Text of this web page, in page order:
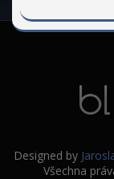
Designed by
Všechna